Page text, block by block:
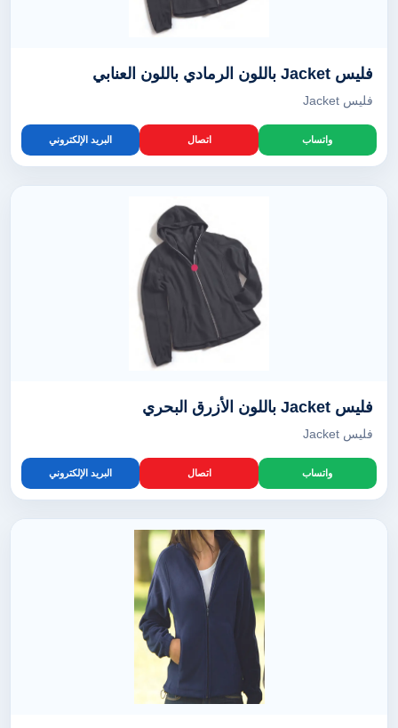
فليس Jacket باللون الرمادي باللون العنابي
فليس Jacket
واتساب اتصال البريد الإلكتروني
فليس Jacket باللون الأزرق البحري
فليس Jacket
واتساب اتصال البريد الإلكتروني